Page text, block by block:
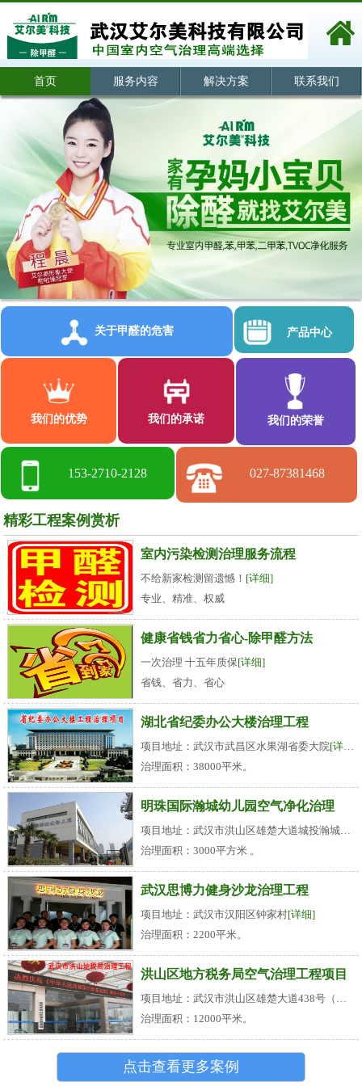
首页 服务内容 解决方案 联系我们
关于甲醛的危害 产品中心
我们的优势 我们的承诺 我们的荣誉
153-2710-2128 027-87381468
精彩工程案例赏析
室内污染检测治理服务流程
不给新家检测留遗憾！ [详细]
专业、精准、权威
健康省钱省力省心-除甲醛方法
一次治理 十五年质保[详细]
省钱、省力、省心
湖北省纪委办公大楼治理工程
项目地址：武汉市武昌区水果湖省委大院[详细]
治理面积：38000平米。
明珠国际瀚城幼儿园空气净化治理
治理面积：3000平方米 。
武汉思博力健身沙龙治理工程
项目地址：武汉市汉阳区钟家村[详细]
治理面积：2200平米。
洪山区地方税务局空气治理工程项目
治理面积：12000平米。
点击查看更多案例